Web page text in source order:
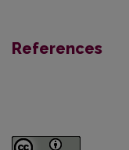
References